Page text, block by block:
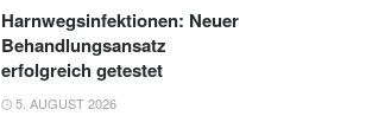
Harnwegsinfektionen: Neuer
Behandlungsansatz
erfolgreich getestet
5. AUGUST 2026